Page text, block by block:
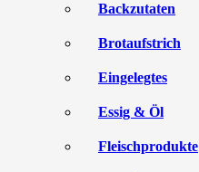
Backzutaten
Brotaufstrich
Eingelegtes
Essig & Öl
Fleischprodukte